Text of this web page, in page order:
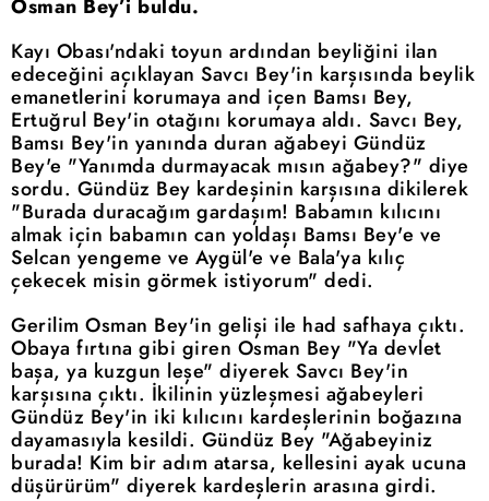
Osman Bey’i buldu.
Kayı Obası'ndaki toyun ardından beyliğini ilan
edeceğini açıklayan Savcı Bey'in karşısında beylik
emanetlerini korumaya and içen Bamsı Bey,
Ertuğrul Bey'in otağını korumaya aldı. Savcı Bey,
Bamsı Bey'in yanında duran ağabeyi Gündüz
Bey'e "Yanımda durmayacak mısın ağabey?" diye
sordu. Gündüz Bey kardeşinin karşısına dikilerek
"Burada duracağım gardaşım! Babamın kılıcını
almak için babamın can yoldaşı Bamsı Bey'e ve
Selcan yengeme ve Aygül'e ve Bala'ya kılıç
çekecek misin görmek istiyorum" dedi.
Gerilim Osman Bey'in gelişi ile had safhaya çıktı.
Obaya fırtına gibi giren Osman Bey "Ya devlet
başa, ya kuzgun leşe" diyerek Savcı Bey'in
karşısına çıktı. İkilinin yüzleşmesi ağabeyleri
Gündüz Bey'in iki kılıcını kardeşlerinin boğazına
dayamasıyla kesildi. Gündüz Bey "Ağabeyiniz
burada! Kim bir adım atarsa, kellesini ayak ucuna
düşürürüm" diyerek kardeşlerin arasına girdi.